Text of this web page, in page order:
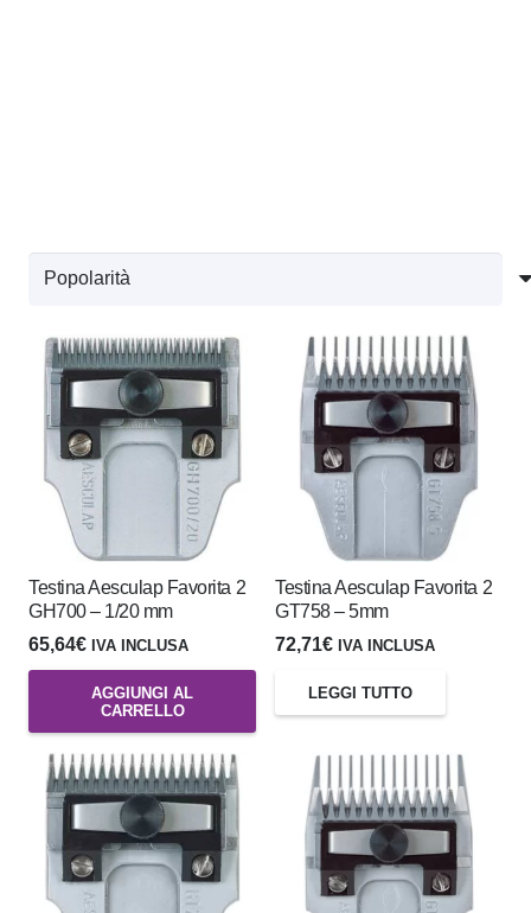
Testina Aesculap Favorita 2
GH700 – 1/20 mm
65,64€ IVA INCLUSA
AGGIUNGI AL
CARRELLO
Testina Aesculap Favorita 2
GT758 – 5mm
72,71€ IVA INCLUSA
LEGGI TUTTO